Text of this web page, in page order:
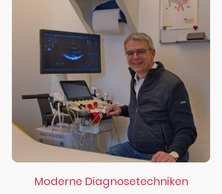
Moderne Diagnosetechniken